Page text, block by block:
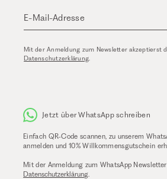
E-Mail-Adresse
Mit der Anmeldung zum Newsletter akzeptierst
Datenschutzerklärung.
Jetzt über WhatsApp schreiben
Einfach QR-Code scannen, zu unserem
anmelden und 10% Willkommensgutschein
Mit der Anmeldung zum WhatsApp
Datenschutzerklärung.